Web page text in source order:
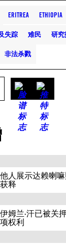
ERITREA ETHIOPIA
失踪 难民 研究
非法杀戮
人展示达赖喇
释
姆兰·汗已被关
权利